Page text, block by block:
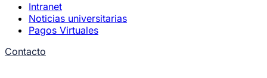
Intranet
Noticias universitarias
Pagos Virtuales
Contacto